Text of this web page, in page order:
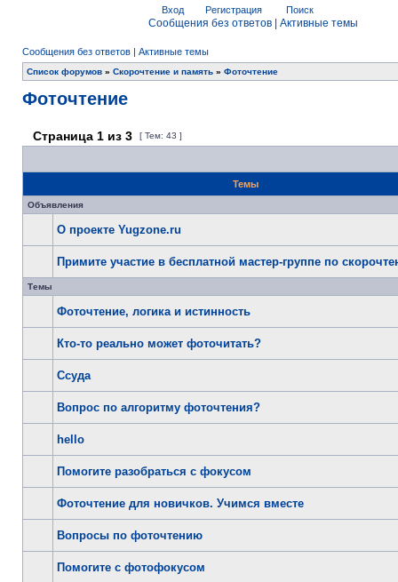
Вход Регистрация Поиск
Сообщения без ответов Активные темы
Сообщения без ответов | Активные темы
Список форумов » Скорочтение и память » Фоточтение
Фоточтение
Страница 1 из 3 [ Тем: 43 ]
Темы
Объявления
О проекте Yugzone.ru
Примите участие в бесплатной мастер-группе по
Темы
Фоточтение, логика и истинность
Кто-то реально может фоточитать?
Ссуда
Вопрос по алгоритму фоточтения?
hello
Помогите разобраться с фокусом
Фоточтение для новичков. Учимся вместе
Вопросы по фоточтению
Помогите с фотофокусом